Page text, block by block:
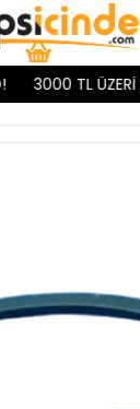
3000 TL ÜZERİ